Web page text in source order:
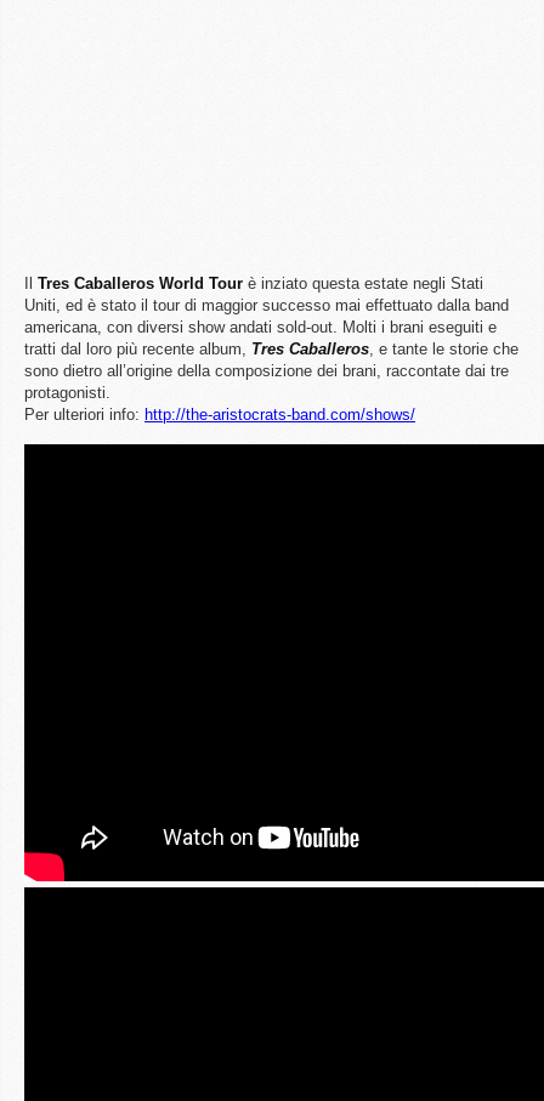
Tres Caballeros World Tour è inziato questa estate negli Stati
Uniti, ed è stato il tour di maggior successo mai effettuato dalla band
americana, con diversi show andati sold-out. Molti i brani eseguiti e
tratti dal loro più recente album, Tres Caballeros, e tante le storie che
sono dietro all’origine della composizione dei brani, raccontate dai tre
protagonisti.
Per ulteriori info: http://the-aristocrats-band.com/shows/